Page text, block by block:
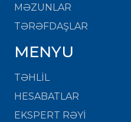
MƏZUNLAR
TƏRƏFDAŞLAR
MENYU
TƏHLİL
HESABATLAR
EKSPERT RƏYİ